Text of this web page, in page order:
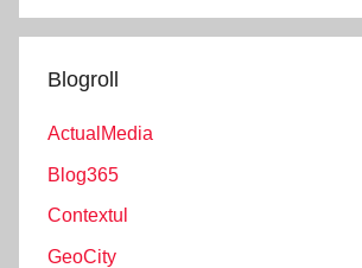
Blogroll
ActualMedia
Blog365
Contextul
GeoCity